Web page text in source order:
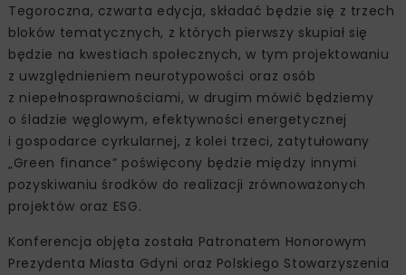
Tegoroczna, czwarta edycja, składać będzie się z trzech
bloków tematycznych, z których pierwszy skupiał się
będzie na kwestiach społecznych, w tym projektowaniu
z uwzględnieniem neurotypowości oraz osób
z niepełnosprawnościami, w drugim mówić będziemy
o śladzie węglowym, efektywności energetycznej
i gospodarce cyrkularnej, z kolei trzeci, zatytułowany
„Green finance” poświęcony będzie między innymi
pozyskiwaniu środków do realizacji zrównoważonych
projektów oraz ESG.
Konferencja objęta została Patronatem Honorowym
Prezydenta Miasta Gdyni oraz Polskiego Stowarzyszenia